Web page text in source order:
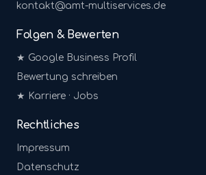
kontakt@amt-multiservices.de
Folgen & Bewerten
★ Google Business Profil
Bewertung schreiben
★ Karriere · Jobs
Rechtliches
Impressum
Datenschutz